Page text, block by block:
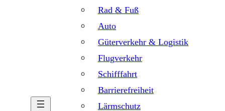
Rad & Fuß
Auto
Güterverkehr & Logistik
Flugverkehr
Schifffahrt
Barrierefreiheit
Lärmschutz